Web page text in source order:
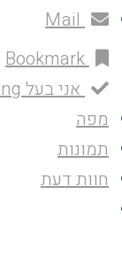
Mail
Bookmark
אני בעל Listing
מפה
תמונות
חוות דעת